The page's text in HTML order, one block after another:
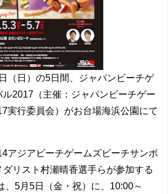
（日）の5日間、ジャパンビーチゲ
2017（主催：ジャパンビーチゲー
実行委員会）がお台場海浜公園にて
アジアビーチゲームズビーチサンボ
リスト村瀬晴香選手らが参加する
、5月5日（金・祝）に、10:00～